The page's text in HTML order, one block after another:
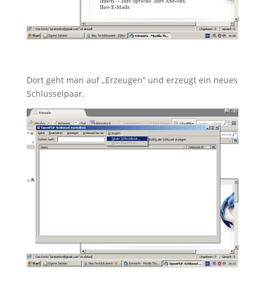
Dort geht man auf „Erzeugen“ und erzeugt ein neues
Schlüsselpaar.